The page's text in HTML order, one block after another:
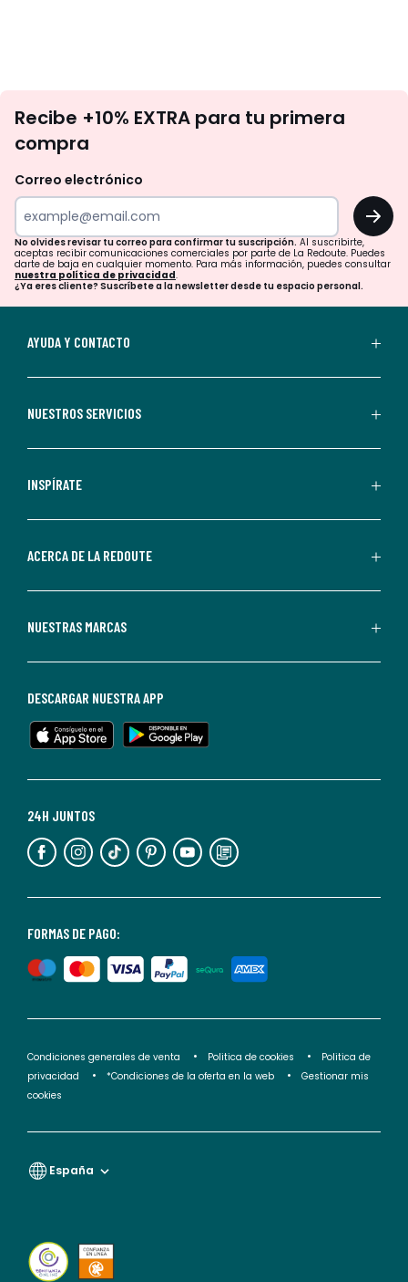
te
tu
para
confirmar
tu
suscripción.
aceptas
comerciales
personalizadas
parte
Redoute.
de
en
cualquier
Para
información,
puedes
nuestra
de
privacidad</2>.
Recibe +10% EXTRA para tu primera
compra
Correo electrónico
OK
No olvides revisar tu correo para confirmar tu suscripción. Al suscribirte,
aceptas recibir comunicaciones comerciales por parte de La Redoute. Puedes
darte de baja en cualquier momento. Para más información, puedes consultar
nuestra política de privacidad.
¿Ya eres cliente? Suscríbete a la newsletter desde tu espacio personal.
AYUDA Y CONTACTO
NUESTROS SERVICIOS
INSPÍRATE
ACERCA DE LA REDOUTE
NUESTRAS MARCAS
FORMAS DE PAGO:
24H JUNTOS
DESCARGAR NUESTRA APP
Condiciones generales de venta Politica de cookies
Politica de
privacidad
*Condiciones de la oferta en la web
Gestionar mis
cookies
España